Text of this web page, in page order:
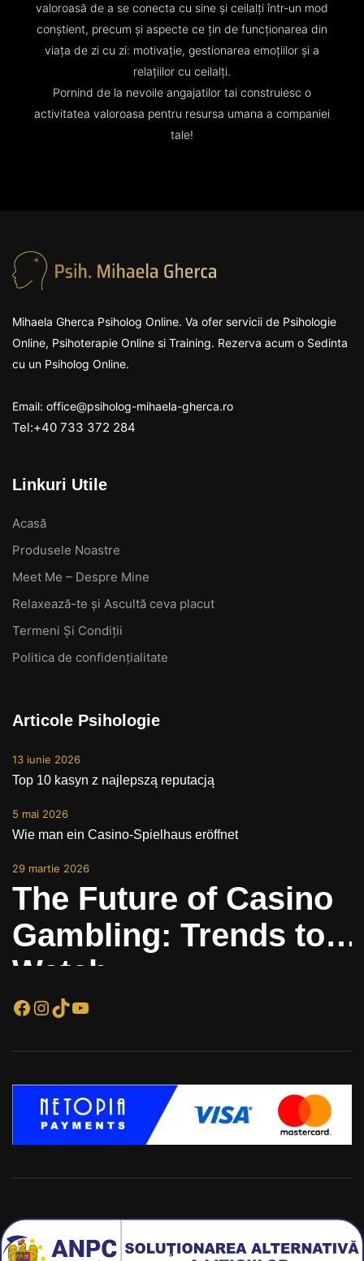
valoroasă de a se conecta cu sine și ceilalți într-un mod
conștient, precum și aspecte ce țin de funcționarea din
viața de zi cu zi: motivație, gestionarea emoțiilor și a
relațiilor cu ceilalți.
Pornind de la nevoile angajatilor tai construiesc o
activitatea valoroasa pentru resursa umana a companiei
tale!
Mihaela Gherca Psiholog Online. Va ofer servicii de Psihologie
Online, Psihoterapie Online si Training. Rezerva acum o Sedinta
cu un Psiholog Online.
Email: office@psiholog-mihaela-gherca.ro
Tel:+40 733 372 284
Linkuri Utile
Acasă
Produsele Noastre
Meet Me – Despre Mine
Relaxează-te și Ascultă ceva placut
Termeni Și Condiții
Politica de confidențialitate
Articole Psihologie
13 iunie 2026
Top 10 kasyn z najlepszą reputacją
5 mai 2026
Wie man ein Casino-Spielhaus eröffnet
29 martie 2026
The Future of Casino
Gambling: Trends to
Watch